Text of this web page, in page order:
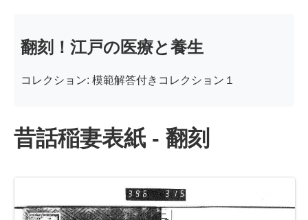
翻刻！江戸の医療と養生
コレクション: 模範解答付きコレクション１
昔話稲妻表紙 - 翻刻